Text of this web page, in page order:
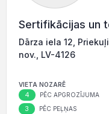
Sertifikācijas un
Dārza iela 12,
nov., LV-4126
VIETA NOZARĒ
4 PĒC APGROZĪJUMA
3 PĒC PEĻŅAS